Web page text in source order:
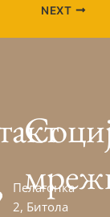
NEXT
Пелагонка
2, Битола